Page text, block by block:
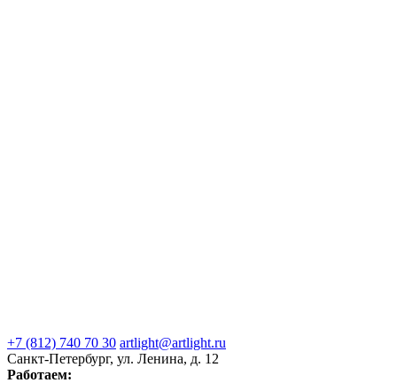
+7 (812) 740 70 30 artlight@artlight.ru
Санкт-Петербург, ул. Ленина, д. 12
Работаем: